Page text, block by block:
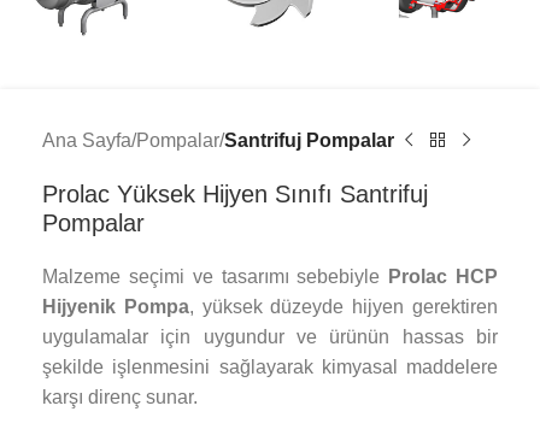
Ana Sayfa Pompalar Santrifuj Pompalar
Prolac Yüksek Hijyen Sınıfı Santrifuj
Pompalar
Malzeme seçimi ve tasarımı sebebiyle
Prolac HCP
Hijyenik Pompa, yüksek düzeyde hijyen gerektiren
uygulamalar için uygundur ve ürünün hassas bir
şekilde işlenmesini sağlayarak kimyasal maddelere
karşı direnç sunar.